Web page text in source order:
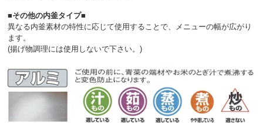
■その他の内釜タイプ■
異なる内釜素材の特性に応じて使用することで、メニューの幅が広がり
ます。
(揚げ物調理には使用しないで下さい。)